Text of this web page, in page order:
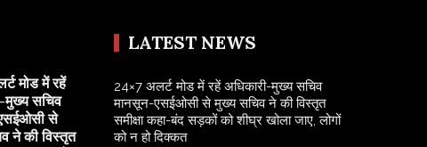
मोड में रहें
मुख्य सचिव
से
ने की विस्तृत
LATEST NEWS
24×7 अलर्ट मोड में रहें अधिकारी-मुख्य सचिव
मानसून-एसईओसी से मुख्य सचिव ने की विस्तृत
समीक्षा कहा-बंद सड़कों को शीघ्र खोला जाए, लोगों
को न हो दिक्कत